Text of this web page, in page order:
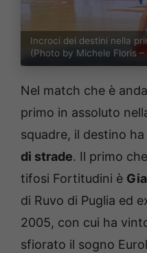
Incroci dei destini nella
(Photo by Michele Floris
Nel match che è
primo in assoluto
squadre, il destino
di strade. Il primo
tifosi Fortitudini è
di Ruvo di Puglia ed
2005, con cui ha
sfiorato il sogno